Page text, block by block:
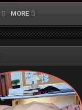
MORE